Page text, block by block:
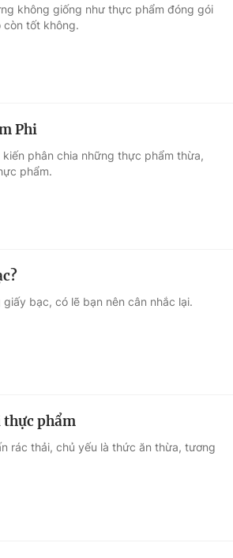
không giống như thực phẩm đóng gói
còn tốt không.
Phi
phân chia những thực phẩm thừa,
phẩm.
bạc, có lẽ bạn nên cân nhắc lại.
thực phẩm
rác thải, chủ yếu là thức ăn thừa, tương